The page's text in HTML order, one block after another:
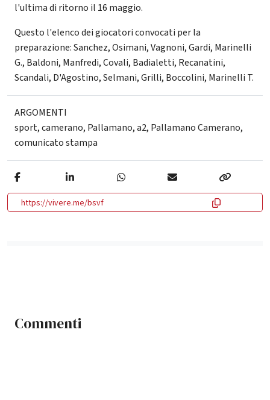
l'ultima di ritorno il 16 maggio.
Questo l'elenco dei giocatori convocati per la
preparazione: Sanchez, Osimani, Vagnoni, Gardi, Marinelli
G., Baldoni, Manfredi, Covali, Badialetti, Recanatini,
Scandali, D'Agostino, Selmani, Grilli, Boccolini, Marinelli T.
ARGOMENTI
sport,camerano, Pallamano,a2, Pallamano Camerano,
comunicato stampa
https://vivere.me/bsvf
Commenti